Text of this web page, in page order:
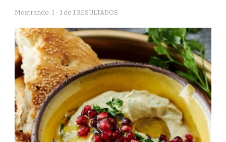
Mostrando: 1 - 1 de 1 RESULTADOS